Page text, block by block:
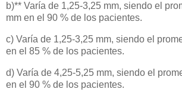
b)** Varía de 1,25-3,25 mm, siendo el
mm en el 90 % de los pacientes.
c) Varía de 1,25-3,25 mm, siendo el
en el 85 % de los pacientes.
d) Varía de 4,25-5,25 mm, siendo el
en el 90 % de los pacientes.